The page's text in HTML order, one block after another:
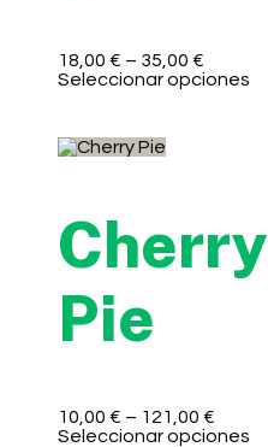
18,00 € – 35,00 €
Seleccionar opciones
Cherry
Pie
10,00 € – 121,00 €
Seleccionar opciones